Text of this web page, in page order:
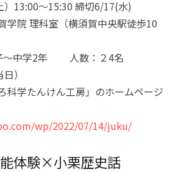
）13:00～15:30 締切6/17(水)
学院 理科室（横須賀中央駅徒歩10
～中学2年 人数：２4名
）
科学たんけん工房」のホームページ
wp/2022/07/14/juku/
体験×小栗歴史話